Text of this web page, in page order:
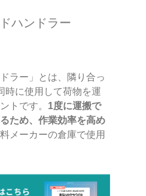
ハンドラー
ラー」とは、隣り合っ
時に使用して荷物を運
トです。 1度に運搬で
ため、作業効率を高め
メーカーの倉庫で使用